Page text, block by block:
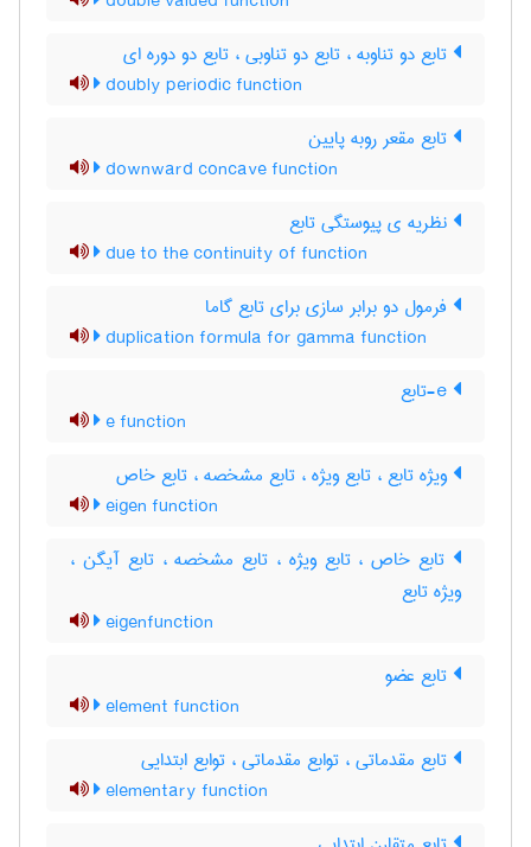
تابع دو تناوبه ، تابع دو تناوبی ، تابع دو دوره ای
doubly periodic function
تابع مقعر روبه پایین
downward concave function
نظریه ی پیوستگی تابع
due to the continuity of function
فرمول دو برابر سازی برای تابع گاما
duplication formula for gamma function
e function
ویژه تابع ، تابع ویژه ، تابع مشخصه ، تابع خاص
eigen function
تابع خاص ، تابع ویژه ، تابع مشخصه ، تابع آیگن ،
ویژه تابع
eigenfunction
تابع عضو
element function
تابع مقدماتی ، توابع مقدماتی ، توابع ابتدایی
elementary function